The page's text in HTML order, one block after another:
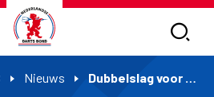
Nieuws Dubbelslag voor Wajer in Kroatië